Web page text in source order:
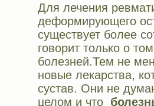
Для лечения
деформирующего
существует более
говорит только о
болезней.Тем не
новые лекарства,
сустав. Они не
целом и что